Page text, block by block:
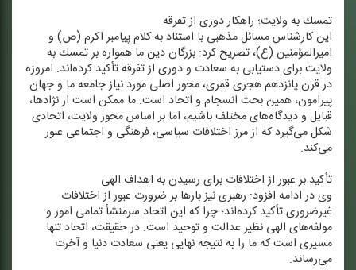
تمسك به ولایت؛ راهكار دوری از تفرقه
این كارشناس مسائل مذهبی با استناد به كلام پیامبر اكرم (ص) و
امیرالمؤمنین (ع)، تصریح كرد: بزرگان دین ما همواره بر تمسك به
ولایت برای دستیابی به سعادت و دوری از تفرقه تأكید كرده‌اند. امروزه
در قرن پانزدهم هجری قمری، محور اصلی مورد نیاز جامعه ما و جهان
پیرامون، همین بحث انسجام و اتحاد است. ما ممكن است از نژادها،
قبایل و دیدگاه‌های مختلف باشیم، اما بر اساس محور ولایت، اتحادی
شكل می‌گیرد كه از مرز اختلافات سیاسی، فرهنگی و اجتماعی عبور
می‌كند.
تأكید بر عبور از اختلافات برای رسیدن به اهداف الهی
وی در ادامه افزود: رهبری نیز بارها بر ضرورت عبور از اختلافات
غیرضروری تأكید كرده‌اند؛ چرا كه این اتحاد سرمنشأ تمامی امور و
مولفه‌های الهی نظیر عدالت و توحید است. در حقیقت، اتحاد تنها
مسیری است كه ما را به نتیجه نهایی یعنی سعادت دنیا و آخرت
می‌رساند.